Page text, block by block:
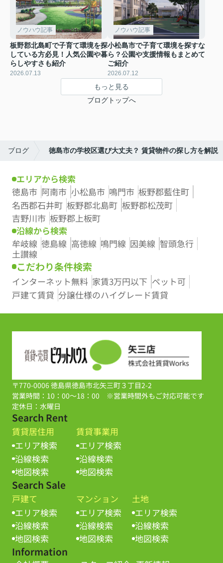
ノウハウ記事
板野郡北島町で子育て環境を探
している方必見！人気公園や暮
らしやすさも紹介
2026.07.13
ノウハウ記事
小松島市で子育て環境を探すな
ら？公園や支援情報もまとめて
ご紹介
2026.07.12
もっと見る
ブログトップへ
ブログ 徳島市の学校区選び大丈夫？ 賃貸物件の探し方を解説
エリアから検索
徳島市 阿南市 小松島市 鳴門市 板野郡藍住町
名西郡石井町 板野郡北島町 板野郡松茂町
吉野川市 板野郡上板町
沿線から検索
牟岐線 徳島線 高徳線 鳴門線 因美線 智頭急行
土讃線
こだわり条件検索
インターネット無料 家賃3万円以下 ペット可
戸建て賃貸 分譲仕様のハイグレード賃貸
〒770-0006 徳島県徳島市北矢三町３丁目2-2
営業時間：10：00～18：00 ※営業時間外もご対応可能です
定休日：水曜日
Search Rent
賃貸居住用
エリア検索
沿線検索
地図検索
賃貸事業用
エリア検索
沿線検索
地図検索
Search Sale
戸建て
エリア検索
沿線検索
地図検索
マンション
エリア検索
沿線検索
地図検索
土地
エリア検索
沿線検索
地図検索
Information